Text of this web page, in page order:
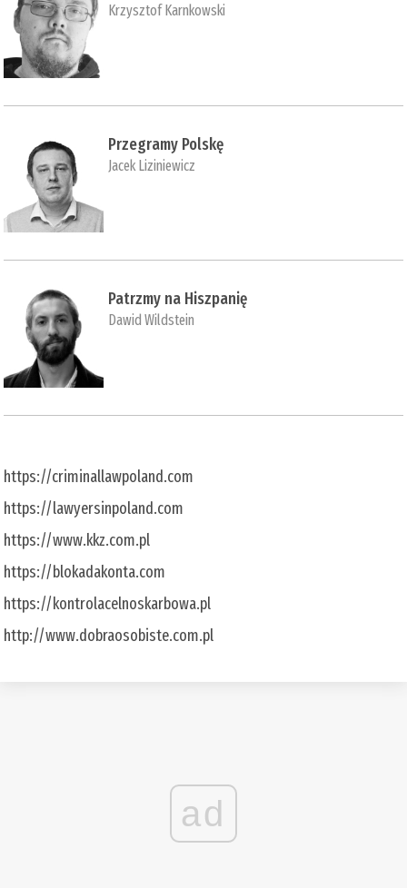
Krzysztof Karnkowski
Przegramy Polskę
Jacek Liziniewicz
Patrzmy na Hiszpanię
Dawid Wildstein
https://criminallawpoland.com
https://lawyersinpoland.com
https://www.kkz.com.pl
https://blokadakonta.com
https://kontrolacelnoskarbowa.pl
http://www.dobraosobiste.com.pl
ad